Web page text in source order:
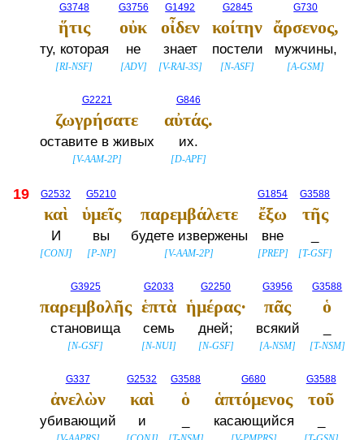
G3748
ἥτις
ту, которая
[RI-NSF]
G3756
οὐκ
не
[ADV]
G1492
οἶδεν
знает
[V-RAI-3S]
G2845
κοίτην
постели
[N-ASF]
G730
ἄρσενος,
мужчины,
[A-GSM]
G2221
ζωγρήσατε
оставите в живых
[V-AAM-2P]
G846
αὐτάς.
их.
[D-APF]
19 G2532
καὶ
И
[CONJ]
G5210
ὑμεῖς
вы
[P-NP]
παρεμβάλετε
будете извержены
[V-AAM-2P]
G1854
ἔξω
вне
[PREP]
G3588
τῆς
[T-GSF]
G3925
παρεμβολῆς
становища
[N-GSF]
G2033
ἑπτὰ
семь
[N-NUI]
G2250
ἡμέρας·
дней;
[N-GSF]
G3956
πᾶς
всякий
[A-NSM]
G3588
ὁ
[T-NSM]
G337
ἀνελὼν
убивающий
G2532
καὶ
и
G3588
ὁ
G680
ἁπτόμενος
касающийся
G3588
τοῦ